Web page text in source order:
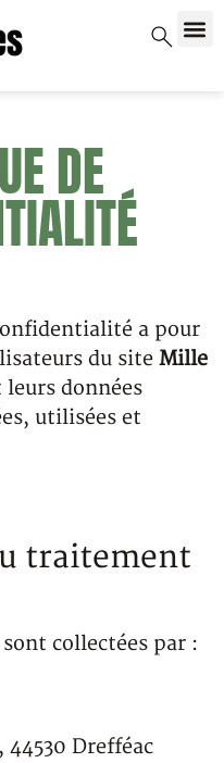
DE
a pour
du site Mille
données
utilisées et
traitement
collectées par :
44530 Drefféac